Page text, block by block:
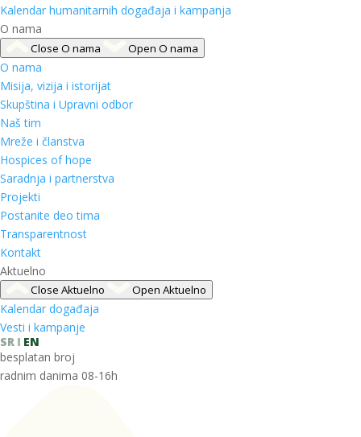
Kalendar humanitarnih događaja i kampanja
O nama
Close O nama Open O nama
O nama
Misija, vizija i istorijat
Skupština i Upravni odbor
Naš tim
Mreže i članstva
Hospices of hope
Saradnja i partnerstva
Projekti
Postanite deo tima
Transparentnost
Kontakt
Aktuelno
Close Aktuelno Open Aktuelno
Kalendar događaja
Vesti i kampanje
SR
EN
besplatan broj
radnim danima 08-16h